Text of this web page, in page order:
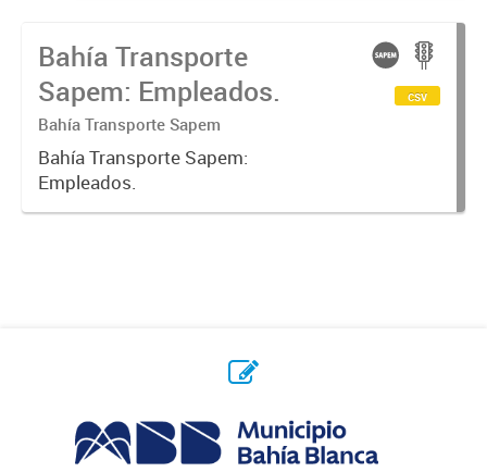
Bahía Transporte
Sapem: Empleados.
Bahía Transporte Sapem
Bahía Transporte Sapem:
Empleados.
csv